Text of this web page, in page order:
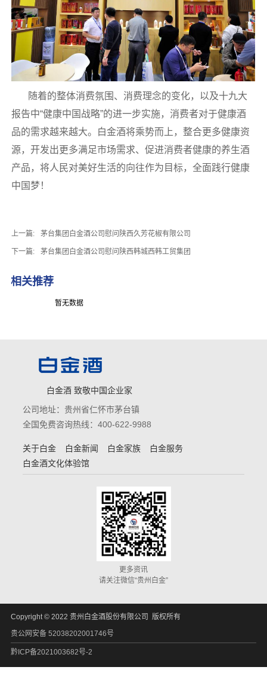
随着的整体消费氛围、消费理念的变化，以及十九大
报告中“健康中国战略”的进一步实施，消费者对于健康酒
品的需求越来越大。白金酒将乘势而上，整合更多健康资
源，开发出更多满足市场需求、促进消费者健康的养生酒
产品，将人民对美好生活的向往作为目标，全面践行健康
中国梦！
上一篇: 茅台集团白金酒公司慰问陕西久芳花椒有限公司
下一篇: 茅台集团白金酒公司慰问陕西韩城西韩工贸集团
相关推荐
暂无数据
白金酒 致敬中国企业家
公司地址：贵州省仁怀市茅台镇
全国免费咨询热线：400-622-9988
关于白金 白金新闻 白金家族
白金服务
白金酒文化体验馆
更多资讯
请关注微信“贵州白金”
Copyright © 2022 贵州白金酒股份有限公司 版权所有
贵公网安备 52038202001746号
黔ICP备2021003682号-2